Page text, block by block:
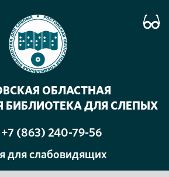
ОБЛАСТНАЯ
БИБЛИОТЕКА ДЛЯ СЛЕПЫХ
+7 (863) 240-79-56
для слабовидящих